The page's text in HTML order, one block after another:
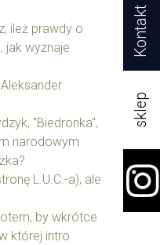
sklep
Kontakt
ileż prawdy o
jak wyznaje
"Biedronka",
narodowym
L.U.C.-a), ale
by wkrótce
której intro